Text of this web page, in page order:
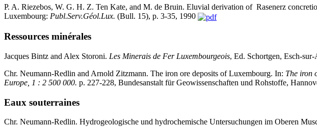
P. A. Riezebos, W. G. H. Z. Ten Kate, and M. de Bruin. Eluvial derivation of Rasenerz
Luxembourg: Publ.Serv.Géol.Lux. (Bull. 15), p. 3-35, 1990
Ressources minérales
Jacques Bintz and Alex Storoni. Les Minerais de Fer Luxembourgeois, Ed. Schortgen, Esch-
Chr. Neumann-Redlin and Arnold Zitzmann. The iron ore deposits of Luxembourg. In: The iron
Europe, 1 : 2 500 000. p. 227-228, Bundesanstalt für Geowissenschaften und Rohstoffe,
Eaux souterraines
Chr. Neumann-Redlin. Hydrogeologische und hydrochemische Untersuchungen im Oberen